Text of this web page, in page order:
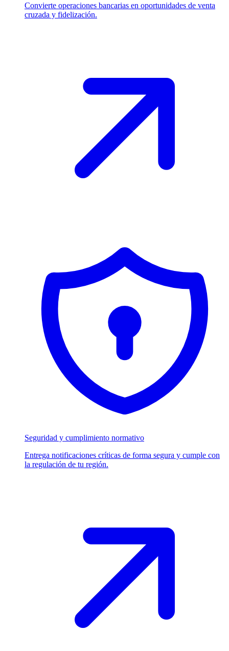
Convierte operaciones bancarias en oportunidades de venta
cruzada y fidelización.
Seguridad y cumplimiento normativo
Entrega notificaciones críticas de forma segura y cumple con
la regulación de tu región.